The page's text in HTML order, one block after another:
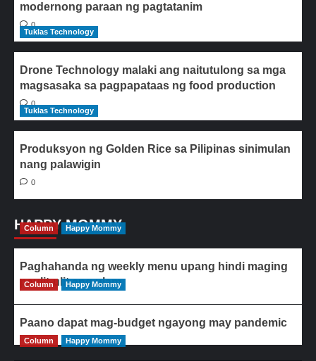
modernong paraan ng pagtatanim
0
Tuklas Technology
Drone Technology malaki ang naitutulong sa mga
magsasaka sa pagpapataas ng food production
0
Tuklas Technology
Produksyon ng Golden Rice sa Pilipinas sinimulan
nang palawigin
0
HAPPY MOMMY
Column Happy Mommy
Paghahanda ng weekly menu upang hindi maging
paulit-ulit ang ulam
Column Happy Mommy
Paano dapat mag-budget ngayong may pandemic
Column Happy Mommy